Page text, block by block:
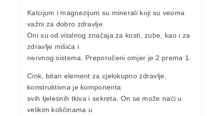
Kalcijum i magnezijum su minerali koji su veoma
važni za dobro zdravlje.
Oni su od vitalnog značaja za kosti ,zube , kao i za
zdravlje mišića i
nervnog sistema . Preporučeni omjer je 2 prema 1.
Cink , bitan element za cjelokupno zdravlje,
konstruktivna je komponenta
svih tjelesnih tkiva i sekreta. On se može naći u
velikim količinama u